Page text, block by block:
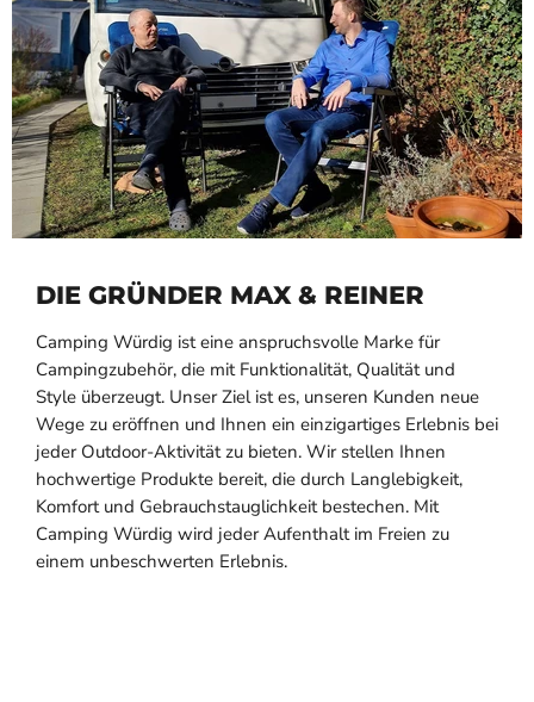
DIE GRÜNDER MAX & REINER
Camping Würdig ist eine anspruchsvolle Marke für
Campingzubehör, die mit Funktionalität, Qualität und
Style überzeugt. Unser Ziel ist es, unseren Kunden neue
Wege zu eröffnen und Ihnen ein einzigartiges Erlebnis bei
jeder Outdoor-Aktivität zu bieten. Wir stellen Ihnen
hochwertige Produkte bereit, die durch Langlebigkeit,
Komfort und Gebrauchstauglichkeit bestechen. Mit
Camping Würdig wird jeder Aufenthalt im Freien zu
einem unbeschwerten Erlebnis.